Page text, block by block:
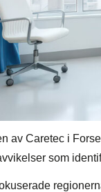
av Caretec i
som